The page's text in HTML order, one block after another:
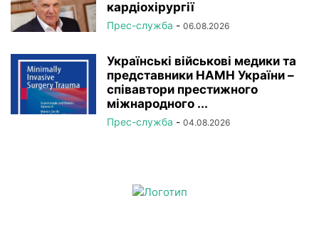
кардіохірургії
Прес-служба - 06.08.2026
Українські військові медики та
представники НАМН України –
співавтори престижного
міжнародного ...
Прес-служба - 04.08.2026